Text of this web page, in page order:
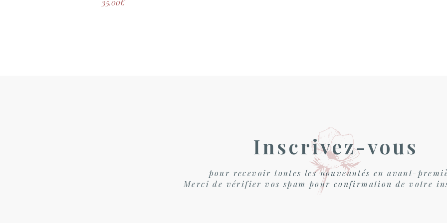
35.00€
Inscrivez-vous
pour recevoir toutes les nouveautés en avant-
Merci de vérifier vos spam pour confirmation de votre